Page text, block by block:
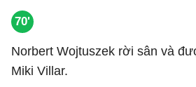
70'
Norbert Wojtuszek rời sân và
Miki Villar.